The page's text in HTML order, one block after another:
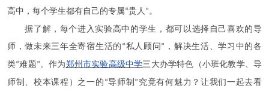
高中，每个学生都有自己的专属“贵人 ”。
据了解，每个进入实验高中的学生，都可以选择自己喜欢的导
师，做未来三年全寄宿生活的 “私人顾问 ” ，解决生活、学习中的各
类“难题”。作为郑州市实验高级中学三大办学特色（小班化教学、导
师制、校本课程）之一的 “导师制 ” 究竟有何魅力？让我们一起去看